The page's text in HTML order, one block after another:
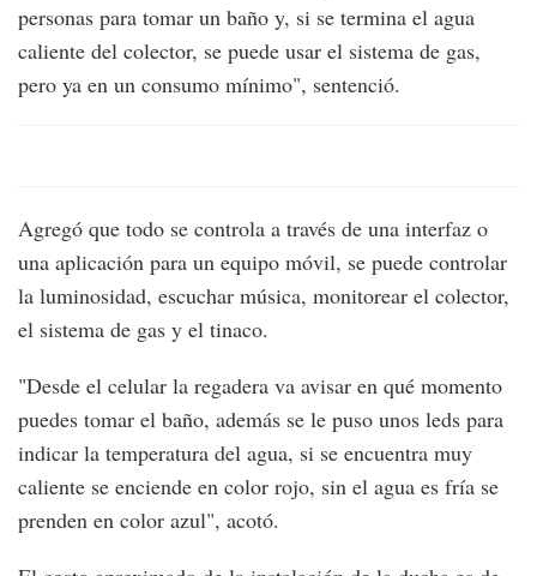
personas para tomar un baño y, si se termina el agua
caliente del colector, se puede usar el sistema de gas,
pero ya en un consumo mínimo", sentenció.
Agregó que todo se controla a través de una interfaz o
una aplicación para un equipo móvil, se puede controlar
la luminosidad, escuchar música, monitorear el colector,
el sistema de gas y el tinaco.
"Desde el celular la regadera va avisar en qué momento
puedes tomar el baño, además se le puso unos leds para
indicar la temperatura del agua, si se encuentra muy
caliente se enciende en color rojo, sin el agua es fría se
prenden en color azul", acotó.